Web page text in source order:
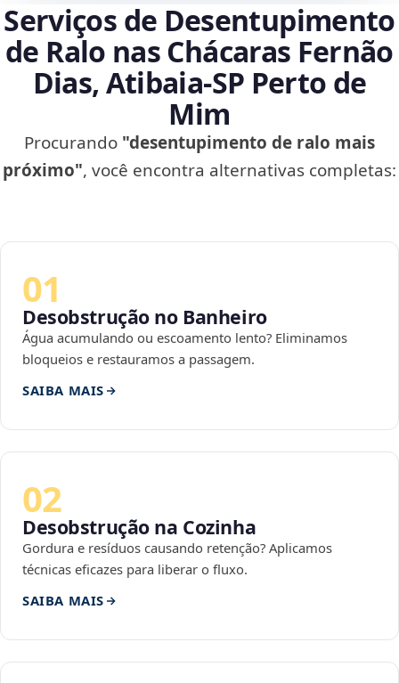
Serviços de Desentupimento
de Ralo nas Chácaras Fernão
Dias, Atibaia‑SP Perto de
Mim
Procurando "desentupimento de ralo mais
próximo", você encontra alternativas completas:
01
Desobstrução no Banheiro
Água acumulando ou escoamento lento? Eliminamos
bloqueios e restauramos a passagem.
SAIBA MAIS
02
Desobstrução na Cozinha
Gordura e resíduos causando retenção? Aplicamos
técnicas eficazes para liberar o fluxo.
SAIBA MAIS